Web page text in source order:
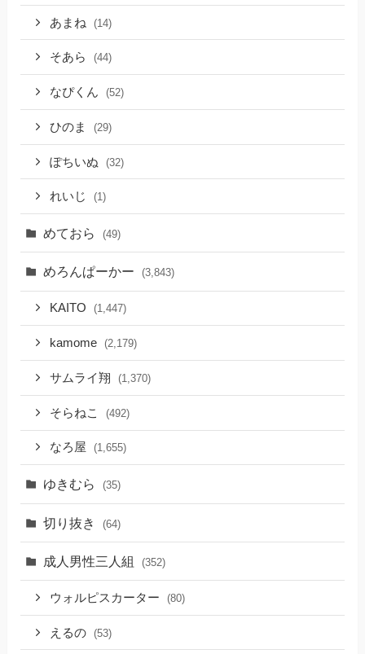
あまね (14)
そあら (44)
なぴくん (52)
ひのま (29)
ぽちいぬ (32)
れいじ (1)
めておら (49)
めろんぱーかー (3,843)
KAITO (1,447)
kamome (2,179)
サムライ翔 (1,370)
そらねこ (492)
なろ屋 (1,655)
ゆきむら (35)
切り抜き (64)
成人男性三人組 (352)
ウォルピスカーター (80)
えるの (53)